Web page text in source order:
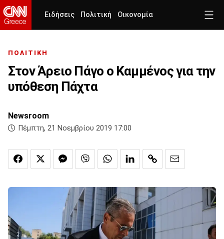
Ειδήσεις Πολιτική Οικονομία
ΠΟΛΙΤΙΚΗ
Στον Άρειο Πάγο ο Καμμένος για την
υπόθεση Πάχτα
Newsroom
Πέμπτη, 21 Νοεμβρίου 2019 17:00